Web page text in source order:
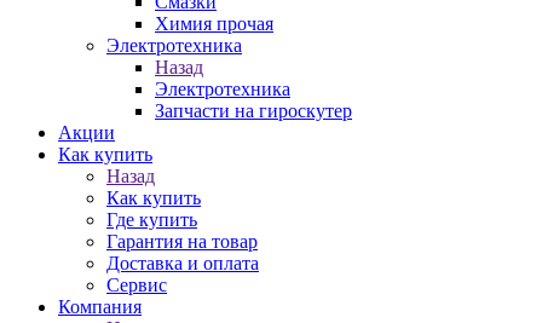
Химия прочая
Электротехника
Назад
Электротехника
Запчасти на гироскутер
Акции
Как купить
Назад
Как купить
Где купить
Гарантия на товар
Доставка и оплата
Сервис
Компания